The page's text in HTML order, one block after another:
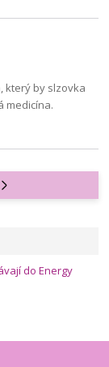
který by slzovka
medicína.
do Energy